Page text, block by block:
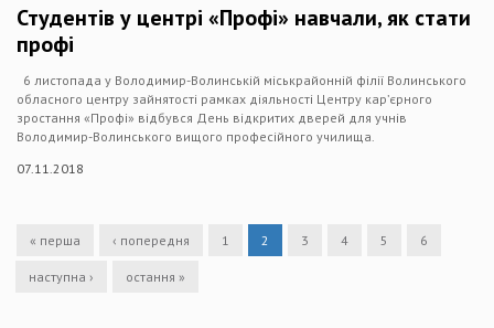
Студентів у центрі «Профі» навчали, як стати
профі
6 листопада у Володимир-Волинській міськрайонній філії Волинського
обласного центру зайнятості рамках діяльності Центру кар’єрного
зростання «Профі» відбувся День відкритих дверей для учнів
Володимир-Волинського вищого професійного училища.
07.11.2018
« перша ‹ попередня 1 2 3 4 5 6
наступна › остання »